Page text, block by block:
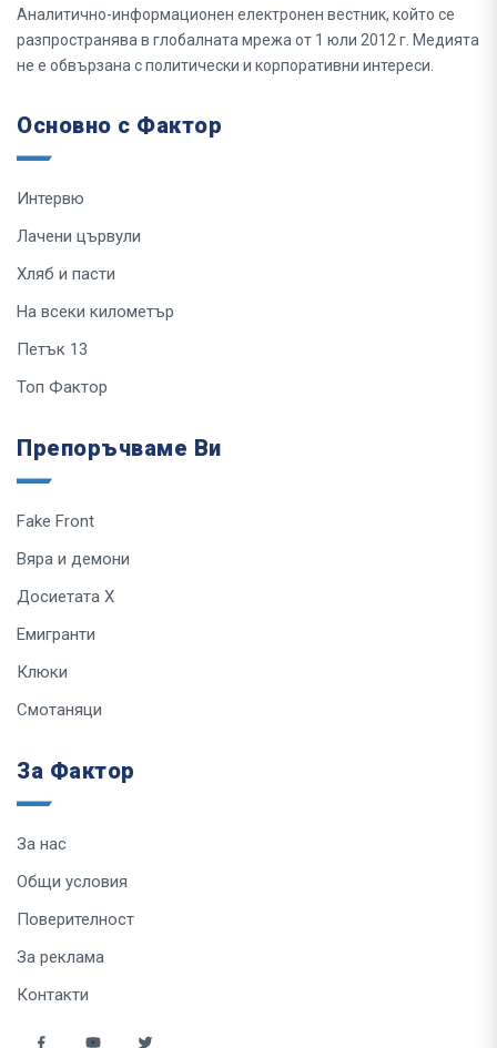
Аналитично-информационен електронен вестник, който се
разпространява в глобалната мрежа от 1 юли 2012 г. Медията
не е обвързана с политически и корпоративни интереси.
Основно с Фактор
Интервю
Лачени цървули
Хляб и пасти
На всеки километър
Петък 13
Топ Фактор
Препоръчваме Ви
Fake Front
Вяра и демони
Досиетата Х
Емигранти
Клюки
Смотаняци
За Фактор
За нас
Общи условия
Поверителност
За реклама
Контакти